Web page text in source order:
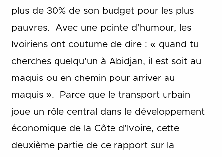
plus de 30% de son budget pour les plus
pauvres. Avec une pointe d’humour, les
Ivoiriens ont coutume de dire : « quand tu
cherches quelqu’un à Abidjan, il est soit au
maquis ou en chemin pour arriver au
maquis ». Parce que le transport urbain
joue un rôle central dans le développement
économique de la Côte d’Ivoire, cette
deuxième partie de ce rapport sur la